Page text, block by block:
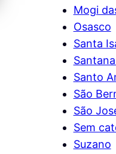
Mogi
Osasco
Santa
Santo
São
São
Sem
Suzano